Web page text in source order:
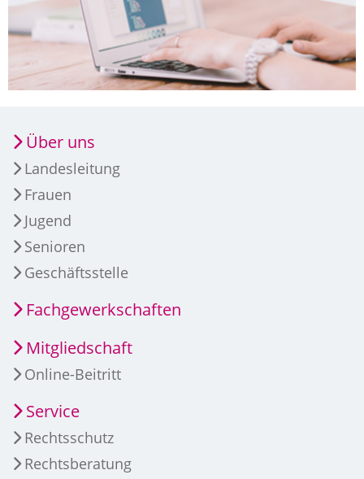
Über uns
Landesleitung
Frauen
Jugend
Senioren
Geschäftsstelle
Fachgewerkschaften
Mitgliedschaft
Online-Beitritt
Service
Rechtsschutz
Rechtsberatung